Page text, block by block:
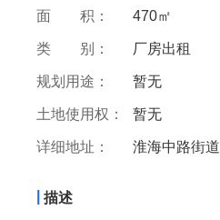
面 积： 470㎡
类 别： 厂房出租
规划用途： 暂无
土地使用权： 暂无
详细地址： 淮海中路街道
描述